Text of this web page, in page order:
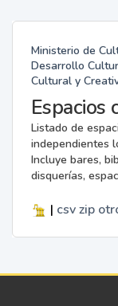
Ministerio de
Desarrollo
Cultural y
Espacios
Listado de
independientes
Incluye bares,
disquerías,
| csv zip